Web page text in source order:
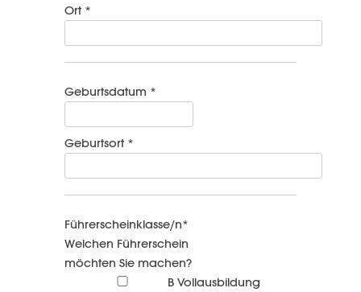
Ort *
Geburtsdatum *
Geburtsort *
Führerscheinklasse/n*
Welchen Führerschein
möchten Sie machen?
B Vollausbildung